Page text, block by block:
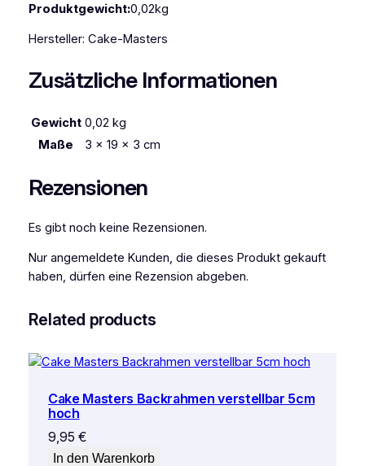
r
T
e
g
e
Produktgewicht:0,02kg
Hersteller: Cake-Masters
Zusätzliche Informationen
Gewicht 0,02 kg
Maße
3 × 19 × 3 cm
Rezensionen
Es gibt noch keine Rezensionen.
Nur angemeldete Kunden, die dieses Produkt gekauft
haben, dürfen eine Rezension abgeben.
Related products
Cake Masters Backrahmen verstellbar 5cm
hoch
9,95 €
In den Warenkorb